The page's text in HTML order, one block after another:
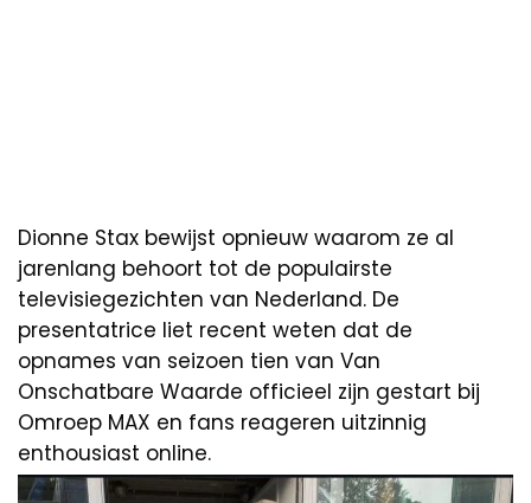
Dionne Stax bewijst opnieuw waarom ze al
jarenlang behoort tot de populairste
televisiegezichten van Nederland. De
presentatrice liet recent weten dat de
opnames van seizoen tien van Van
Onschatbare Waarde officieel zijn gestart bij
Omroep MAX en fans reageren uitzinnig
enthousiast online.